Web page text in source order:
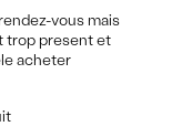
vous mais
trop present et
acheter